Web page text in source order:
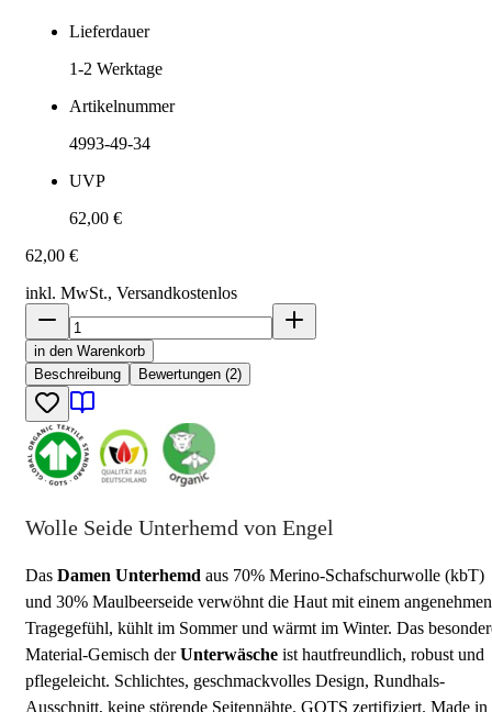
Lieferdauer
1-2 Werktage
Artikelnummer
4993-49-34
UVP
62,00 €
62,00 €
inkl. MwSt., Versandkostenlos
in den Warenkorb
Beschreibung
Bewertungen (2)
Wolle Seide Unterhemd von Engel
Das Damen Unterhemd aus 70% Merino-Schafschurwolle (kbT)
und 30% Maulbeerseide verwöhnt die Haut mit einem angenehmen
Tragegefühl, kühlt im Sommer und wärmt im Winter. Das
Material-Gemisch derUnterwäsche ist hautfreundlich, robust und
pflegeleicht. Schlichtes, geschmackvolles Design, Rundhals-
Ausschnitt, keine störende Seitennähte. GOTS zertifiziert. Made in